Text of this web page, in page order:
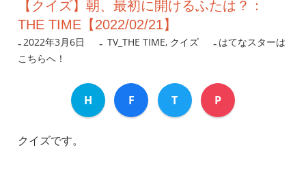
【クイズ】朝、最初に開けるふたは？：
THE TIME【2022/02/21】
2022年3月6日 nanigoto
TV_THE TIME, クイズ
はてなスターは
こちらへ！
H F T P
クイズです。